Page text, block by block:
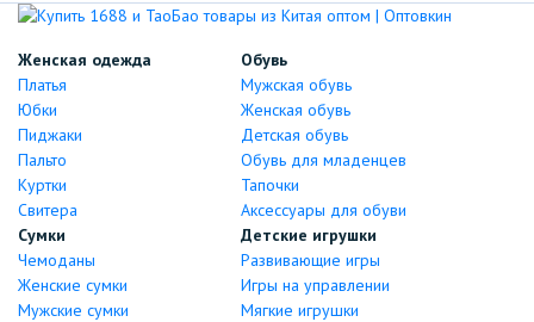
Женская одежда
Платья
Юбки
Пиджаки
Пальто
Куртки
Свитера
Обувь
Мужская обувь
Женская обувь
Детская обувь
Обувь для младенцев
Тапочки
Аксессуары для обуви
Сумки
Чемоданы
Женские сумки
Мужские сумки
Детские игрушки
Развивающие игры
Игры на управлении
Мягкие игрушки